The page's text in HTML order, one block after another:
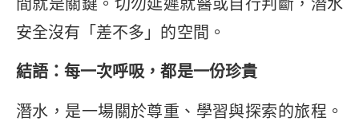
間就是關鍵。切勿延遲就醫或自行判斷，潛水
安全沒有「差不多」的空間。
結語：每一次呼吸，都是一份珍貴
潛水，是一場關於尊重、學習與探索的旅程。